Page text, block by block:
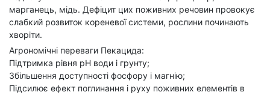
марганець, мідь. Дефіцит цих поживних речовин провокує
слабкий розвиток кореневої системи, рослини починають
хворіти.
Агрономічні переваги Пекацида:
Підтримка рівня рН води і грунту;
Збільшення доступності фосфору і магнію;
Підсилює ефект поглинання і руху поживних елементів в